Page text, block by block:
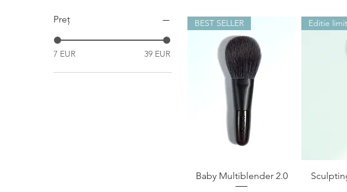
Preț
7 EUR 39 EUR
Afișare rapidă
BEST SELLER
Baby Multiblender 2.0
Editie